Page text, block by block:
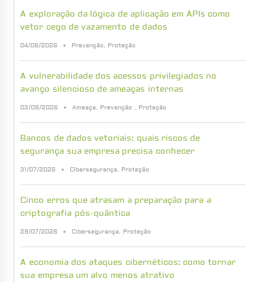
A exploração da lógica de aplicação em APIs como
vetor cego de vazamento de dados
04/08/2026 Prevenção Proteção
A vulnerabilidade dos acessos privilegiados no
avanço silencioso de ameaças internas
03/08/2026 Ameaça Prevenção Proteção
Bancos de dados vetoriais: quais riscos de
segurança sua empresa precisa conhecer
31/07/2026 Cibersegurança Proteção
Cinco erros que atrasam a preparação para a
criptografia pós-quântica
29/07/2026 Cibersegurança Proteção
A economia dos ataques cibernéticos: como tornar
sua empresa um alvo menos atrativo